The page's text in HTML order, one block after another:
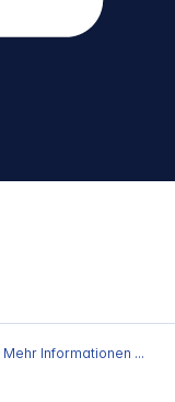
Mehr Informationen ...